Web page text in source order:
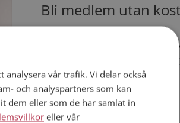
Bli medlem utan
Min ålder:
analysera vår trafik. Vi delar också
och analyspartners som kan
dem eller som de har samlat in
eller vår